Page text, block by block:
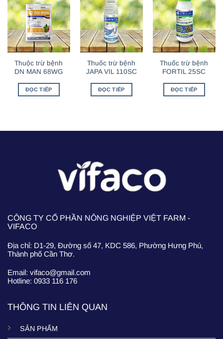
Thuộc trừ bệnh
DN MAN 68WG
ĐỌC TIẾP
Thuốc trừ bệnh
JAPA VIL 110SC
ĐỌC TIẾP
Thuốc trừ bệnh
FORTIL 25SC
ĐỌC TIẾP
CÔNG TY CỔ PHẦN NÔNG NGHIỆP VIỆT FARM -
VIFACO
Địa chỉ: D1-29, Đường số 47, KDC 586, Phường Hưng Phú,
Thành phố Cần Thơ.
Email: vifaco@gmail.com
Hotline: 0933 116 176
THÔNG TIN LIÊN QUAN
SẢN PHẨM